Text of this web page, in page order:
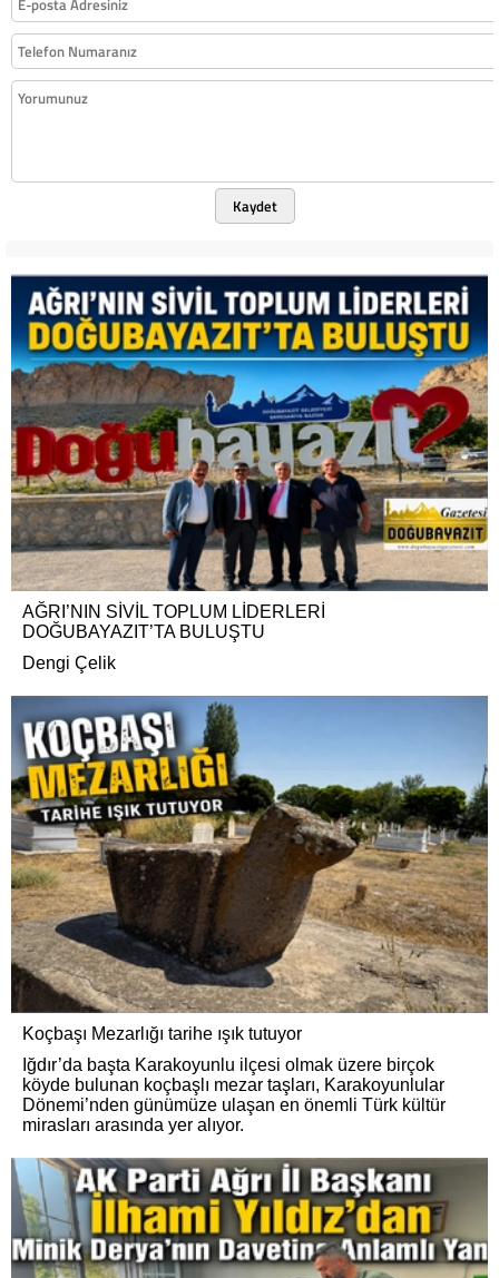
Kaydet
AĞRI’NIN SİVİL TOPLUM LİDERLERİ
DOĞUBAYAZIT’TA BULUŞTU
Dengi Çelik
Koçbaşı Mezarlığı tarihe ışık tutuyor
Iğdır’da başta Karakoyunlu ilçesi olmak üzere birçok
köyde bulunan koçbaşlı mezar taşları, Karakoyunlular
Dönemi’nden günümüze ulaşan en önemli Türk kültür
mirasları arasında yer alıyor.